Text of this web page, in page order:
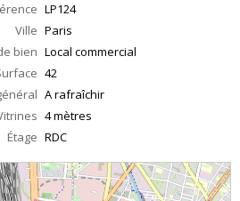
LP124
Ville Paris
bien Local commercial
42
A rafraîchir
4 mètres
Étage RDC